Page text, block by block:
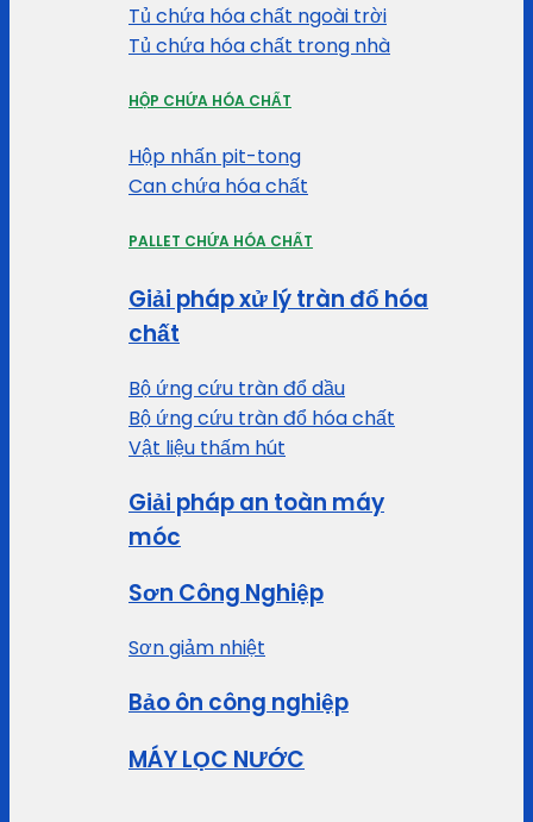
Tủ chứa hóa chất ngoài trời
Tủ chứa hóa chất trong nhà
HỘP CHỨA HÓA CHẤT
Hộp nhấn pit-tong
Can chứa hóa chất
PALLET CHỨA HÓA CHẤT
Giải pháp xử lý tràn đổ hóa
chất
Bộ ứng cứu tràn đổ dầu
Bộ ứng cứu tràn đổ hóa chất
Vật liệu thấm hút
Giải pháp an toàn máy
móc
Sơn Công Nghiệp
Sơn giảm nhiệt
Bảo ôn công nghiệp
MÁY LỌC NƯỚC